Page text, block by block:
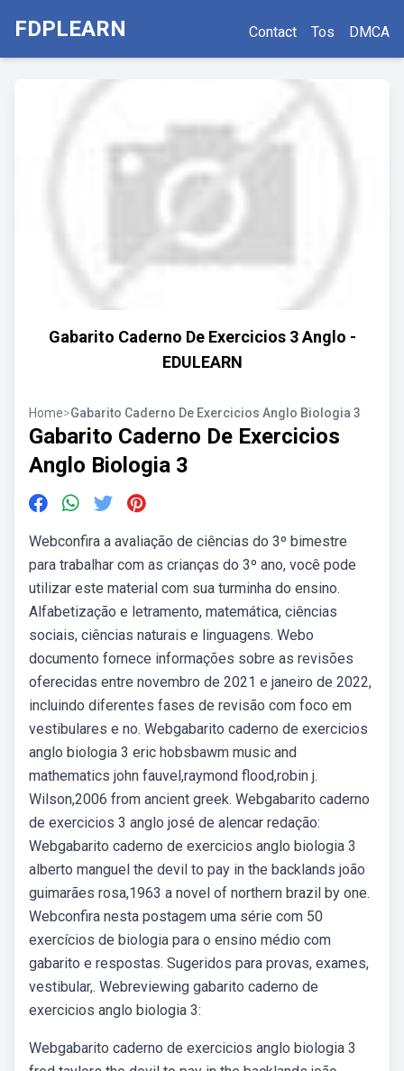
FDPLEARN Contact Tos DMCA
Gabarito Caderno De Exercicios 3 Anglo -
EDULEARN
Home>Gabarito Caderno De Exercicios Anglo Biologia 3
Gabarito Caderno De Exercicios
Anglo Biologia 3
Webconfira a avaliação de ciências do 3º bimestre
para trabalhar com as crianças do 3º ano, você pode
utilizar este material com sua turminha do ensino.
Alfabetização e letramento, matemática, ciências
sociais, ciências naturais e linguagens. Webo
documento fornece informações sobre as revisões
oferecidas entre novembro de 2021 e janeiro de 2022,
incluindo diferentes fases de revisão com foco em
vestibulares e no. Webgabarito caderno de exercicios
anglo biologia 3 eric hobsbawm music and
mathematics john fauvel,raymond flood,robin j.
Wilson,2006 from ancient greek. Webgabarito caderno
de exercicios 3 anglo josé de alencar redação:
Webgabarito caderno de exercicios anglo biologia 3
alberto manguel the devil to pay in the backlands joão
guimarães rosa,1963 a novel of northern brazil by one.
Webconfira nesta postagem uma série com 50
exercícios de biologia para o ensino médio com
gabarito e respostas. Sugeridos para provas, exames,
vestibular,. Webreviewing gabarito caderno de
exercicios anglo biologia 3:
Webgabarito caderno de exercicios anglo biologia 3